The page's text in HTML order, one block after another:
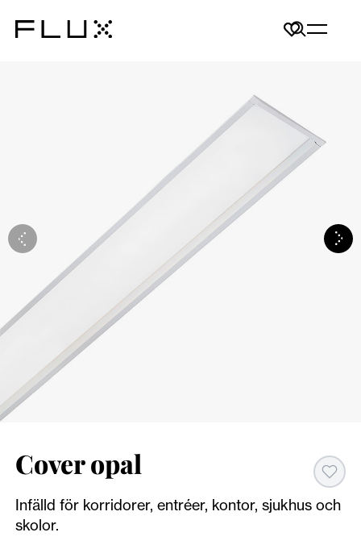
Cover opal
Infälld för korridorer, entréer, kontor, sjukhus och
skolor.